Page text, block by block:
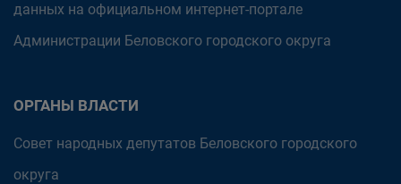
данных на официальном интернет-портале
Администрации Беловского городского округа
ОРГАНЫ ВЛАСТИ
Совет народных депутатов Беловского городского
округа